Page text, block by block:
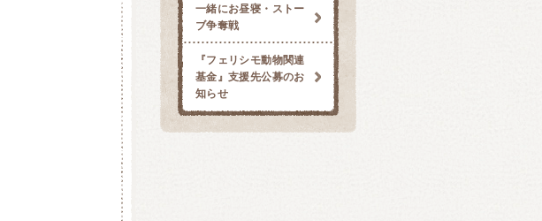
一緒にお昼寝・ストー
ブ争奪戦
『フェリシモ動物関連
基金』支援先公募のお
知らせ